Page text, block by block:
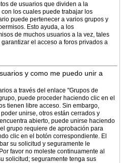
de usuarios que dividen a la
los cuales puede trabajar los
puede pertenecer a varios grupos y
Esto ayuda, a los
de muchos usuarios a la vez, tales
el acceso a foros privados a
y como me puedo unir a
a través del enlace "Grupos de
puede proceder haciendo clic en el
tienen libre acceso. Sin embargo,
unirse, otros están cerrados y
abierto, puede unirse haciendo
grupo requiere de aprobación para
clic en el botón correspondiente. El
su solicitud y seguramente le
favor no moleste continuamente al
solicitud; seguramente tenga sus